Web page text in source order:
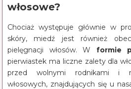
włosowe?
Chociaż występuje głównie w
skóry, miedź jest również
pielęgnacji włosów. W formie
pierwiastek ma liczne zalety dla
przed wolnymi rodnikami i
włosowych, znajdujących się u